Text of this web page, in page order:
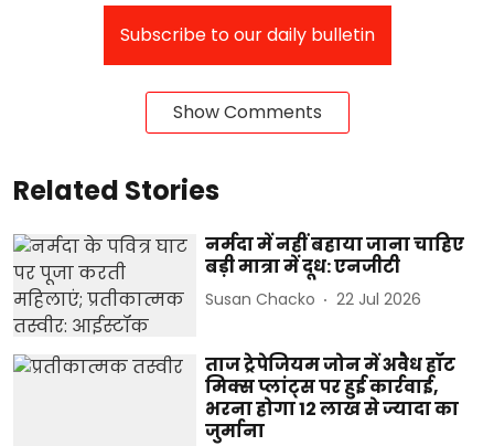
Subscribe to our daily bulletin
Show Comments
Related Stories
नर्मदा में नहीं बहाया जाना चाहिए
बड़ी मात्रा में दूध: एनजीटी
Susan Chacko 22 Jul 2026
ताज ट्रेपेजियम जोन में अवैध हॉट
मिक्स प्लांट्स पर हुई कार्रवाई,
भरना होगा 12 लाख से ज्यादा का
जुर्माना